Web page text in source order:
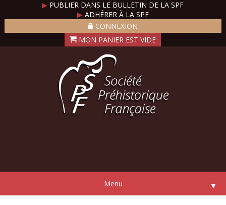
▶ PUBLIER DANS LE BULLETIN DE LA SPF
▶ADHÉRER À LA SPF
CONNEXION
Menu ▼